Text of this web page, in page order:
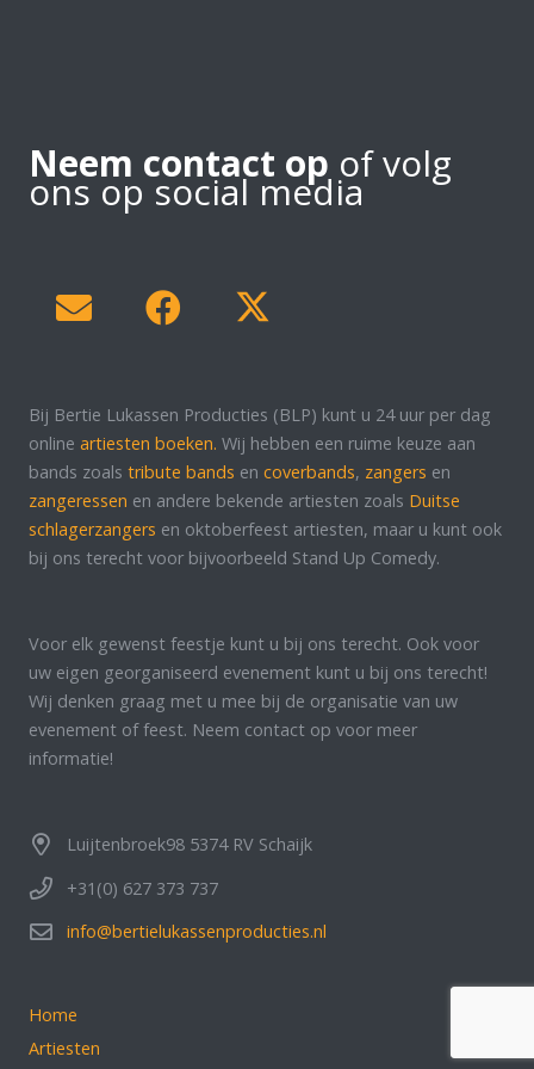
Neem contact op of volg
ons op social media
Bij Bertie Lukassen Producties (BLP) kunt u 24 uur per dag
online artiesten boeken. Wij hebben een ruime keuze aan
bands zoals tribute bands en coverbands, zangers en
zangeressen en andere bekende artiesten zoals Duitse
schlagerzangers en oktoberfeest artiesten, maar u kunt ook
bij ons terecht voor bijvoorbeeld Stand Up Comedy.
Voor elk gewenst feestje kunt u bij ons terecht. Ook voor
uw eigen georganiseerd evenement kunt u bij ons terecht!
Wij denken graag met u mee bij de organisatie van uw
evenement of feest. Neem contact op voor meer
informatie!
Luijtenbroek98 5374 RV Schaijk
+31(0) 627 373 737
info@bertielukassenproducties.nl
Home
Artiesten